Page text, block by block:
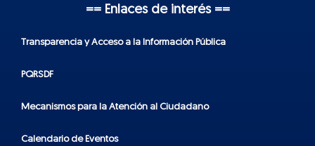
== Enlaces de interés ==
Transparencia y Acceso a la Información Pública
PQRSDF
Mecanismos para la Atención al Ciudadano
Calendario de Eventos